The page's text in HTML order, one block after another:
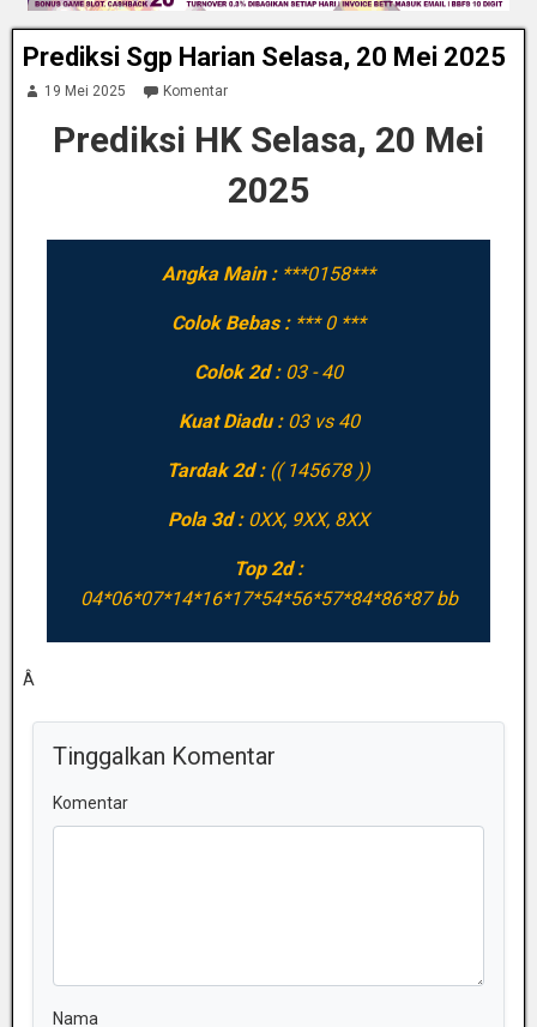
Prediksi Sgp Harian Selasa, 20 Mei 2025
19 Mei 2025 Komentar
Prediksi HK Selasa, 20 Mei
2025
Angka Main : ***0158***
Colok Bebas : *** 0 ***
Colok 2d : 03 - 40
Kuat Diadu : 03 vs 40
Tardak 2d : (( 145678 ))
Pola 3d : 0XX, 9XX, 8XX
Top 2d :
04*06*07*14*16*17*54*56*57*84*86*87 bb
Â
Tinggalkan Komentar
Komentar
Nama